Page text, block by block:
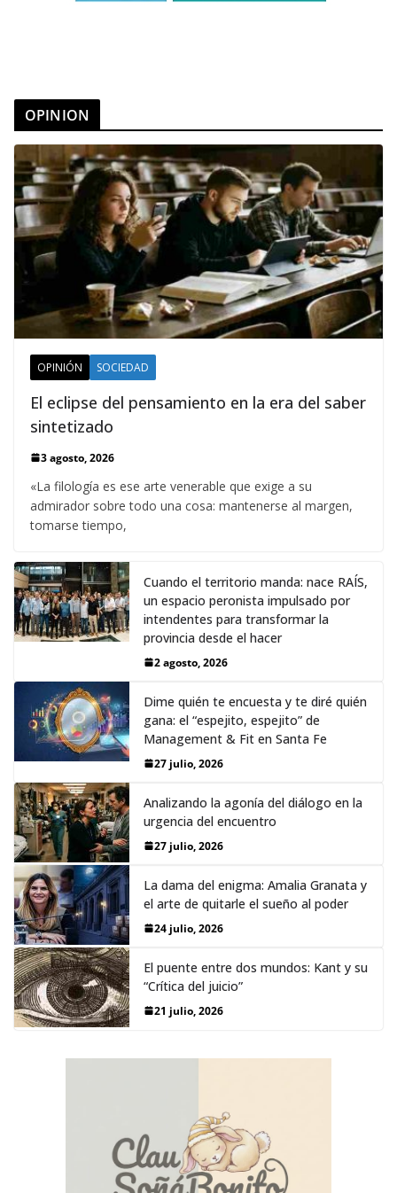
OPINION
OPINIÓN SOCIEDAD
El eclipse del pensamiento en la era del saber
sintetizado
3 agosto, 2026
«La filología es ese arte venerable que exige a su
admirador sobre todo una cosa: mantenerse al margen,
tomarse tiempo,
Cuando el territorio manda: nace RAÍS,
un espacio peronista impulsado por
intendentes para transformar la
provincia desde el hacer
2 agosto, 2026
Dime quién te encuesta y te diré quién
gana: el “espejito, espejito” de
Management & Fit en Santa Fe
27 julio, 2026
Analizando la agonía del diálogo en la
urgencia del encuentro
27 julio, 2026
La dama del enigma: Amalia Granata y
el arte de quitarle el sueño al poder
24 julio, 2026
El puente entre dos mundos: Kant y su
“Crítica del juicio”
21 julio, 2026